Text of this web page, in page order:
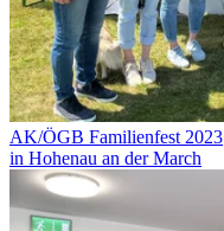
AK/ÖGB Familienfest 2023
in Hohenau an der March